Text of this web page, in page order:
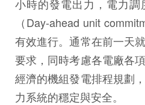
小時的發電出力，電力
（Day-ahead unit
有效進行。通常在前一天
要求，同時考慮各電廠各
經濟的機組發電排程規劃
力系統的穩定與安全。